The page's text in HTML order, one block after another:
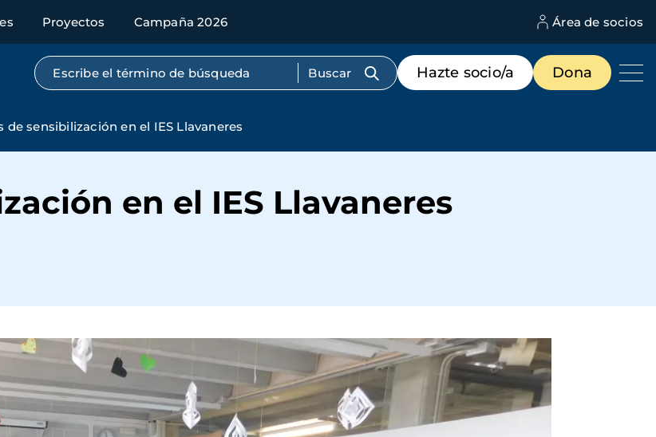
Proyectos Campaña 2026 Área de socios
Búsqueda por texto completo
Menú
de
destacados
Hazte socio/a Dona
de sensibilización en el IES Llavaneres
en el IES Llavaneres